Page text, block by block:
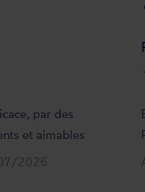
par des
et aimables
2026